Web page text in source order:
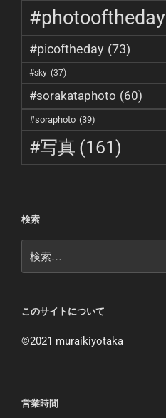
#photooftheday
#picoftheday (73)
#sky (37)
#sorakataphoto (60)
#soraphoto (39)
#写真 (161)
検索
索:
このサイトについて
©︎2021 muraikiyotaka
営業時間